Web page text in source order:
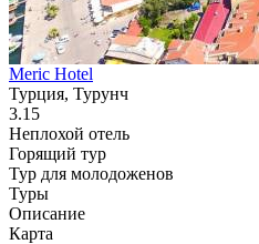
Meric Hotel
Турция, Турунч
3.15
Неплохой отель
Горящий тур
Тур для молодоженов
Туры
Описание
Карта